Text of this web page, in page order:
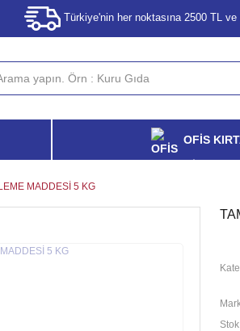
Türkiye'nin her noktasına 2500 TL
OFİS
MADDESİ 5 KG